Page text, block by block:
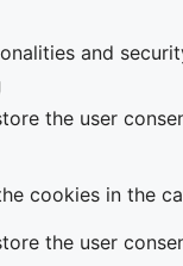
and
the user
cookies in the
the user